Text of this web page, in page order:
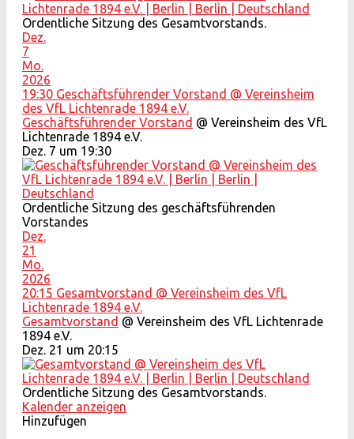
Ordentliche Sitzung des Gesamtvorstands.
Dez.
7
Mo.
2026
19:30 Geschäftsführender Vorstand @ Vereinsheim
des VfL Lichtenrade 1894 e.V.
Geschäftsführender Vorstand @ Vereinsheim des VfL
Lichtenrade 1894 e.V.
Dez. 7 um 19:30
Ordentliche Sitzung des geschäftsführenden
Vorstandes
Dez.
21
Mo.
2026
20:15 Gesamtvorstand @ Vereinsheim des VfL
Lichtenrade 1894 e.V.
Gesamtvorstand @ Vereinsheim des VfL Lichtenrade
1894 e.V.
Dez. 21 um 20:15
Ordentliche Sitzung des Gesamtvorstands.
Kalender anzeigen
Hinzufügen